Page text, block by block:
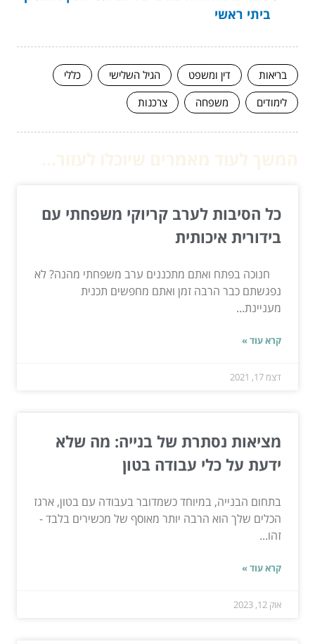
ביתי ראשי
בריאות דין ומשפט הגיל השלישי
כללי
לימודים
משפחה צרכנות
כל הסיבות לערב קריוקי משפחתי עם
בידורית איכותית
חנוכה בפתח ואתם מתכננים ערב משפחתי מהנה? לא
נפגשתם כבר הרבה זמן ואתם מחפשים תכנית
מעניינת...
קרא עוד »
דצמ 17, 2021
מציאות נסתרת של בנייה: מה שלא
ידעת על כלי עבודה בטון
בתחום הבנייה, במיוחד כשמדובר בעבודה עם בטון, ארגז
הכלים שלך הוא הרבה יותר מאוסף של מכשירים בלבד -
זהו...
קרא עוד »
אוק 12, 2023